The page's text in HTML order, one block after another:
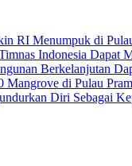
RI Menumpuk di
Indonesia Dapat
Berkelanjutan
Mangrove di Pulau
Diri Sebagai